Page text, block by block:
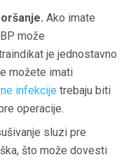
Ako imate
može
je jednostavno
možete imati
infekcije trebaju biti
operacije.
sluzi pre
što može dovesti